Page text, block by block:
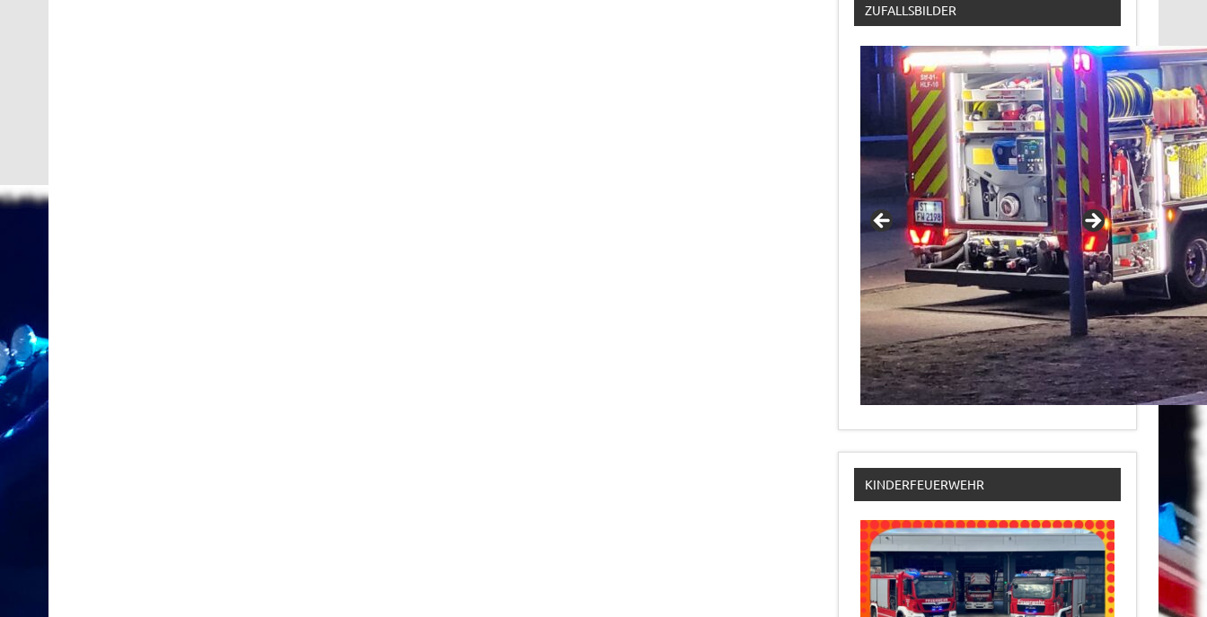
ZUFALLSBILDER
KINDERFEUERWEHR